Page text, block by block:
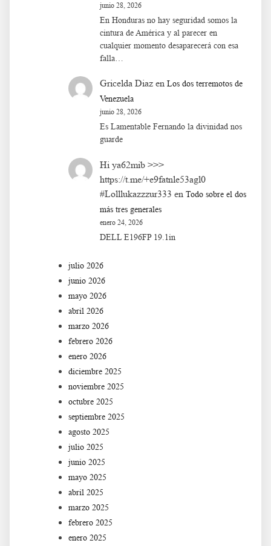
junio 28, 2026
En Honduras no hay seguridad somos la
cintura de América y al parecer en
cualquier momento desaparecerá con esa
falla…
Gricelda Diaz en Los dos terremotos de
Venezuela
junio 28, 2026
Es Lamentable Fernando la divinidad nos
guarde
Hi ya62mib >>>
https://t.me/+e9fatnle53agl0
#Lolllukazzzur333 en Todo sobre el dos
más tres generales
enero 24, 2026
DELL E196FP 19.1in
julio 2026
junio 2026
mayo 2026
abril 2026
marzo 2026
febrero 2026
enero 2026
diciembre 2025
noviembre 2025
octubre 2025
septiembre 2025
agosto 2025
julio 2025
junio 2025
mayo 2025
abril 2025
marzo 2025
febrero 2025
enero 2025